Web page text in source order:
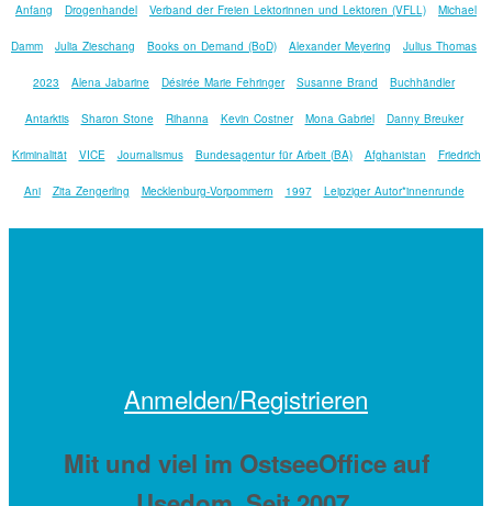
Anfang Drogenhandel Verband der Freien Lektorinnen und Lektoren (VFLL) Michael
Damm Julia Zieschang Books on Demand (BoD) Alexander Meyering Julius Thomas
2023 Alena Jabarine Désirée Marie Fehringer Susanne Brand Buchhändler
Antarktis Sharon Stone Rihanna Kevin Costner Mona Gabriel Danny Breuker
Kriminalität VICE Journalismus Bundesagentur für Arbeit (BA) Afghanistan Friedrich
Ani Zita Zengerling Mecklenburg-Vorpommern 1997 Leipziger Autor*innenrunde
Anmelden/Registrieren
Mit und viel im OstseeOffice auf